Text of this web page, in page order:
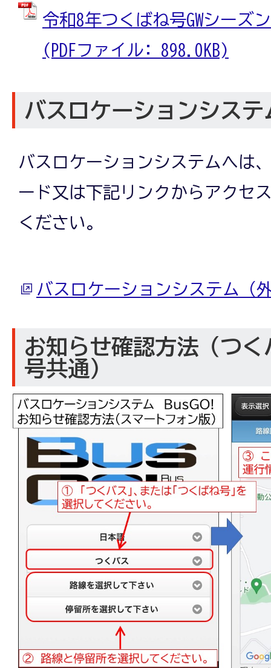
令和8年つくばね号GWシーズ
(PDFファイル: 898.0KB)
バスロケーションシステ
バスロケーションシステムへは、
ード又は下記リンクからアクセ
ください。
バスロケーションシステム（
お知らせ確認方法（つ
号共通）